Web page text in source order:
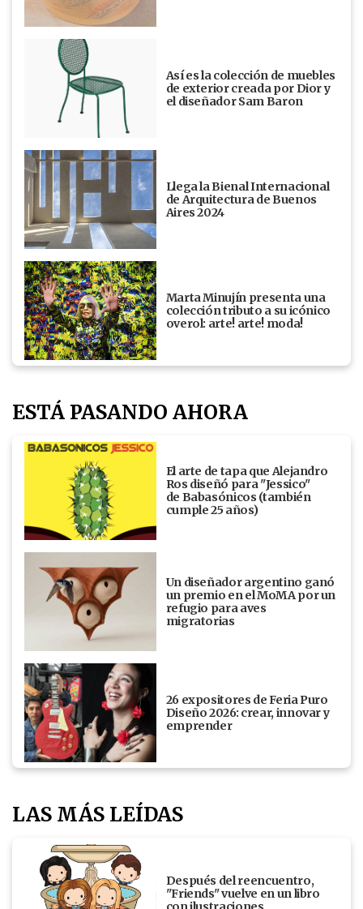
Así es la colección de muebles
de exterior creada por Dior y
el diseñador Sam Baron
Llega la Bienal Internacional
de Arquitectura de Buenos
Aires 2024
Marta Minujín presenta una
colección tributo a su icónico
overol: arte! arte! moda!
ESTÁ PASANDO AHORA
El arte de tapa que Alejandro
Ros diseñó para "Jessico"
de Babasónicos (también
cumple 25 años)
Un diseñador argentino ganó
un premio en el MoMA por un
refugio para aves
migratorias
26 expositores de Feria Puro
Diseño 2026: crear, innovar y
emprender
LAS MÁS LEÍDAS
Después del reencuentro,
"Friends" vuelve en un libro